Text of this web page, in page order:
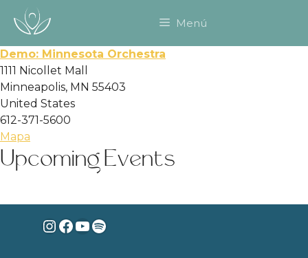
Saltar
Menú
Demo: Minnesota Orchestra
1111 Nicollet Mall
Minneapolis, MN 55403
United States
612-371-5600
Mapa
Minnesota
Orchestra
Upcoming Events
Instagram
Facebook
YouTube
Spotify